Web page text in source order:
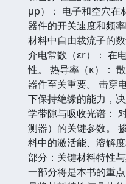
μp）： 电子和空穴在
器件的开关速度和频
材料中自由载流子的
介电常数（εr）： 在
性。 热导率（κ）：
器件至关重要。 击穿
下保持绝缘的能力，
学带隙与吸收光谱：
测器）的关键参数。
料中的激活能、溶解
部分：关键材料特性
一部分将是本书的重